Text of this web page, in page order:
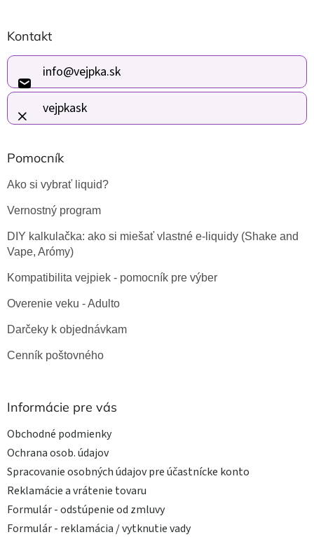
á
p
t
i
e
Kontakt
info@vejpka.sk
vejpkask
Pomocník
Ako si vybrať liquid?
Vernostný program
DIY kalkulačka: ako si miešať vlastné e-liquidy (Shake and
Vape, Arómy)
Kompatibilita vejpiek - pomocník pre výber
Overenie veku - Adulto
Darčeky k objednávkam
Cenník poštovného
Informácie pre vás
Obchodné podmienky
Ochrana osob. údajov
Spracovanie osobných údajov pre účastnícke konto
Reklamácie a vrátenie tovaru
Formulár - odstúpenie od zmluvy
Formulár - reklamácia / vytknutie vady